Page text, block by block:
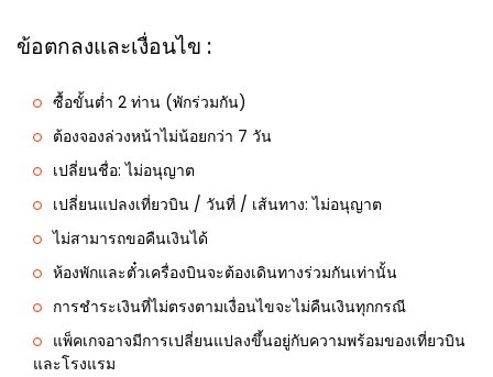
ข้อตกลงและเงื่อนไข :
ซื้อขั้นต่ำ 2 ท่าน (พักร่วมกัน)
ต้องจองล่วงหน้าไม่น้อยกว่า 7 วัน
เปลี่ยนชื่อ: ไม่อนุญาต
เปลี่ยนแปลงเที่ยวบิน / วันที่ / เส้นทาง: ไม่อนุญาต
ไม่สามารถขอคืนเงินได้
ห้องพักและตั๋วเครื่องบินจะต้องเดินทางร่วมกันเท่านั้น
การชำระเงินที่ไม่ตรงตามเงื่อนไขจะไม่คืนเงินทุกกรณี
แพ็คเกจอาจมีการเปลี่ยนแปลงขึ้นอยู่กับความพร้อมของเที่ยวบิน
และโรงแรม